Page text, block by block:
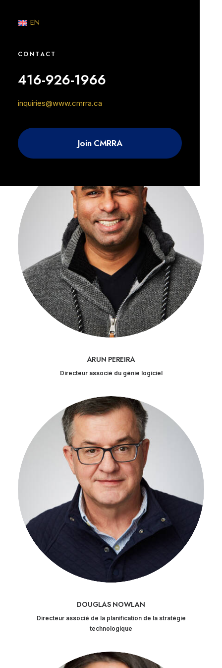
EN
CONTACT
416-926-1966
inquiries@www.cmrra.ca
Join CMRRA
Gestionnaire, Licences mécaniques
ARUN PEREIRA
Directeur associé du génie logiciel
DOUGLAS NOWLAN
Directeur associé de la planification de la stratégie
technologique